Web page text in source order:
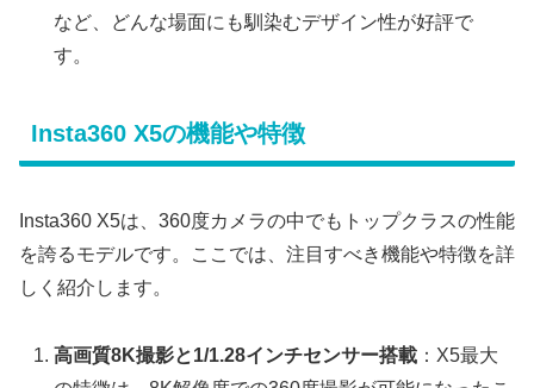
など、どんな場面にも馴染むデザイン性が好評で
す。
Insta360 X5の機能や特徴
Insta360 X5は、360度カメラの中でもトップクラスの性能
を誇るモデルです。ここでは、注目すべき機能や特徴を詳
しく紹介します。
高画質8K撮影と1/1.28インチセンサー搭載 ：X5最大